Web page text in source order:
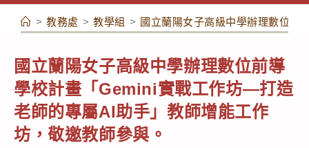
容
> 教務處 > 教學組 > 國立蘭陽女子高級中學辦理數位前
國立蘭陽女子高級中學辦理數位前導
學校計畫「Gemini實戰工作坊—打造
老師的專屬AI助手」教師增能工作
坊，敬邀教師參與。